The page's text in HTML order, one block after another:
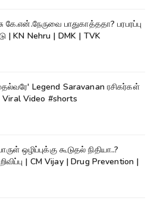
கே.என்.நேருவை பாதுகாத்ததா? பரபரப்பு
| KN Nehru | DMK | TVK
Legend Saravanan ரசிகர்கள்
கோஷம்..! | Viral Video #shorts
ஒழிப்புக்கு கூடுதல் நிதியா..?
| CM Vijay | Drug Prevention |